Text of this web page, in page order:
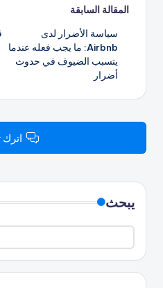
تصفّح
المقالات
المقالة السابقة
سياسة الأضرار لدى
Airbnb: ما يجب فعله عندما
يتسبب الضيوف في حدوث
أضرار
اترك
يبحث